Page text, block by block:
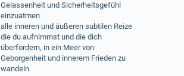
Gelassenheit und Sicherheitsgefühl
einzuatmen
alle inneren und äußeren subtilen Reize
die du aufnimmst und die dich
überfordern, in ein Meer von
Geborgenheit und innerem Frieden zu
wandeln